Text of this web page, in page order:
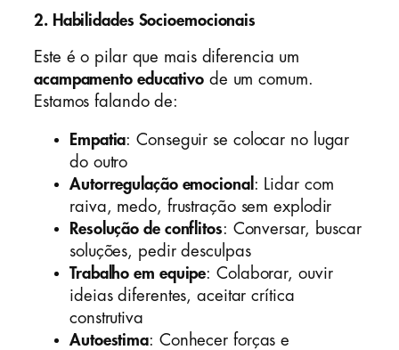
2. Habilidades Socioemocionais
Este é o pilar que mais diferencia um
acampamento educativode um comum.
Estamos falando de:
Empatia: Conseguir se colocar no lugar
do outro
Autorregulação emocional : Lidar com
raiva, medo, frustração sem explodir
Resolução de conflitos: Conversar, buscar
soluções, pedir desculpas
Trabalho em equipe: Colaborar, ouvir
ideias diferentes, aceitar crítica
construtiva
Autoestima: Conhecer forças e